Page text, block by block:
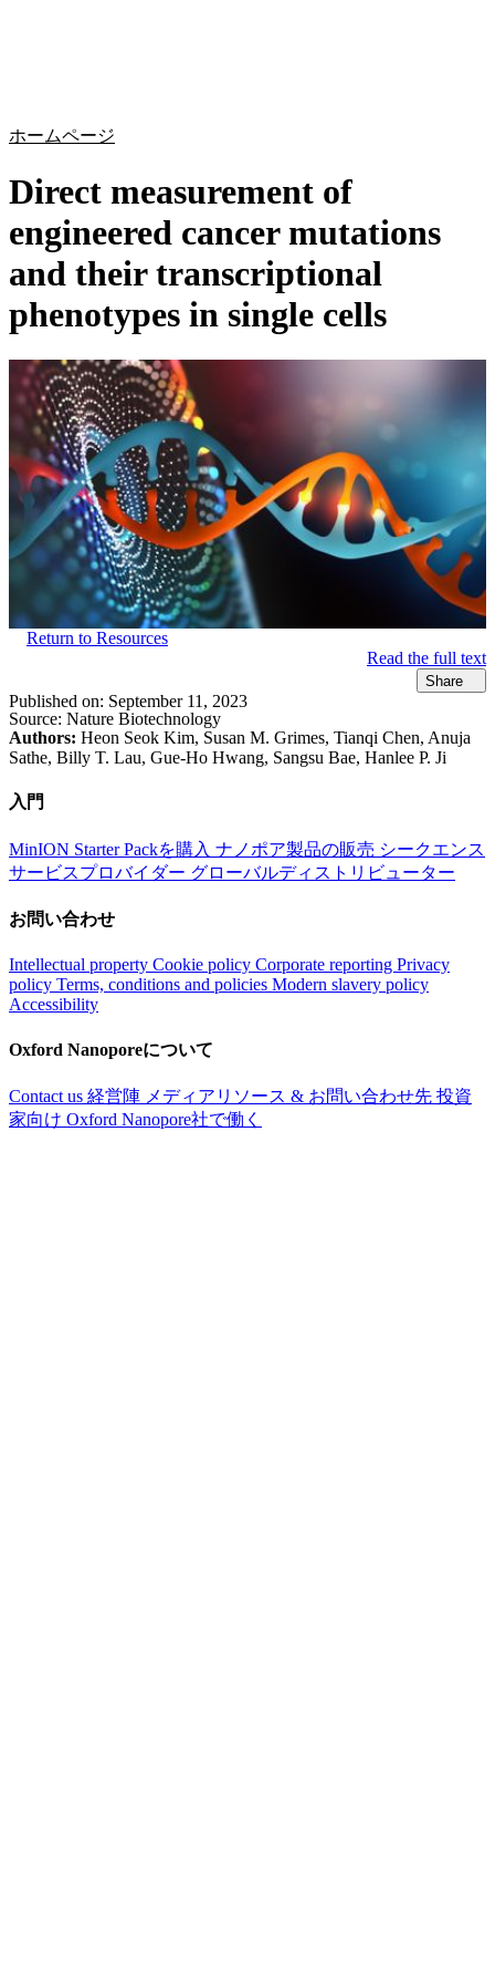
ホームページ
Direct measurement of
engineered cancer mutations
and their transcriptional
phenotypes in single cells
Return to Resources
Read the full text
Share
Published on: September 11, 2023
Source: Nature Biotechnology
Authors: Heon Seok Kim, Susan M. Grimes, Tianqi Chen, Anuja
Sathe, Billy T. Lau, Gue-Ho Hwang, Sangsu Bae, Hanlee P. Ji
入門
MinION Starter Packを購入 ナノポア製品の販売 シークエンス
サービスプロバイダー グローバルディストリビューター
お問い合わせ
Intellectual property Cookie policy Corporate reporting Privacy
policy Terms, conditions and policies Modern slavery policy
Accessibility
Oxford Nanoporeについて
Contact us 経営陣 メディアリソース & お問い合わせ先 投資
家向け Oxford Nanopore社で働く